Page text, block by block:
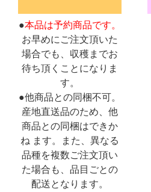
●本品は予約商品です。
お早めにご注文頂いた
場合でも、収穫までお
待ち頂くことになりま
す。
●他商品との同梱不可。
産地直送品のため、他
商品との同梱はできか
ね ます。また、異なる
品種を複数ご注文頂い
た場合も、品目ごとの
配送となります。